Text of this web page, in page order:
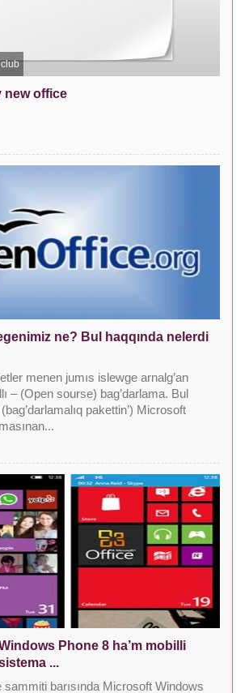
new office
ne? Bul haqqında nelerdi
menen jumıs islewge arnalg’an
– (Open sourse) bag’darlama. Bul
(bag’darlamalıq pakettin’) Microsoft
Windows Phone 8 ha’m mobilli
...
barısında Microsoft Windows